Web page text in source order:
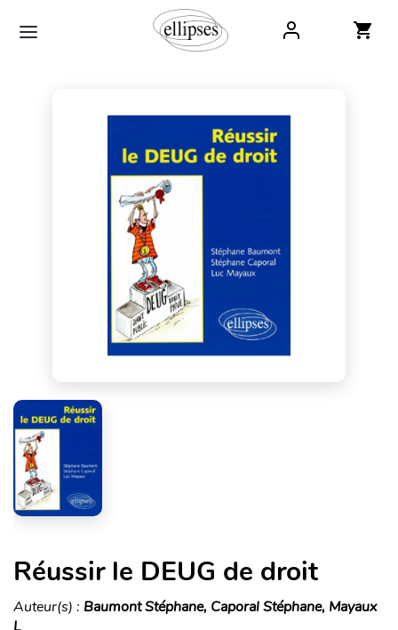
Réussir le DEUG de droit
Auteur(s) : Baumont Stéphane, Caporal Stéphane, Mayaux